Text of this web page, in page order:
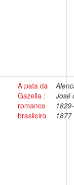
A pata da
Gazella :
romance
brasileiro
José
1829-
1877